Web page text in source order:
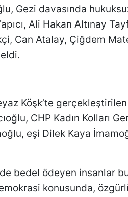
Gezi davasında
Ali Hakan Altınay
Can Atalay, Çiğdem
Köşk’te
CHP Kadın Kolları
eşi Dilek Kaya
bedel ödeyen insanlar
konusunda,